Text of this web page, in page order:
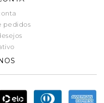
pedidos